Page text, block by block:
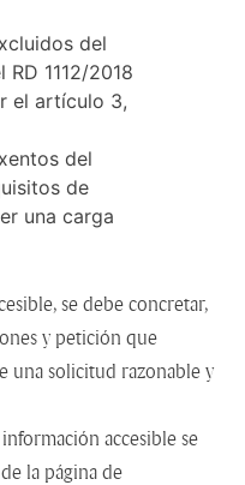
del
1112/2018
el artículo 3,
del
de
una carga
se debe concretar,
y petición que
una solicitud razonable y
accesible se
la página de